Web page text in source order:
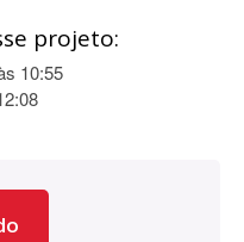
projeto:
10:55